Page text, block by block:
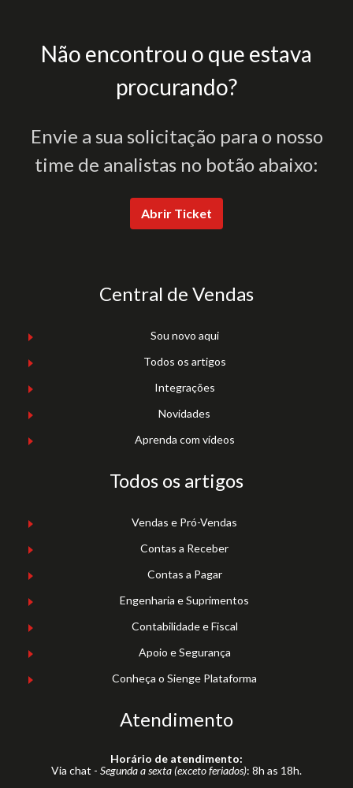
Não encontrou o que estava
procurando?
Envie a sua solicitação para o nosso
time de analistas no botão abaixo:
Abrir Ticket
Central de Vendas
Sou novo aqui
Todos os artigos
Integrações
Novidades
Aprenda com vídeos
Todos os artigos
Vendas e Pró-Vendas
Contas a Receber
Contas a Pagar
Engenharia e Suprimentos
Contabilidade e Fiscal
Apoio e Segurança
Conheça o Sienge Plataforma
Atendimento
Horário de atendimento:
Via chat - Segunda a sexta (exceto feriados): 8h as 18h.